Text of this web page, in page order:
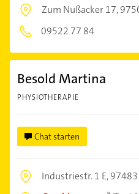
Zum Nußacker 17,
09522 77 84
Besold Martina
PHYSIOTHERAPIE
Chat starten
Industriestr. 1 E,